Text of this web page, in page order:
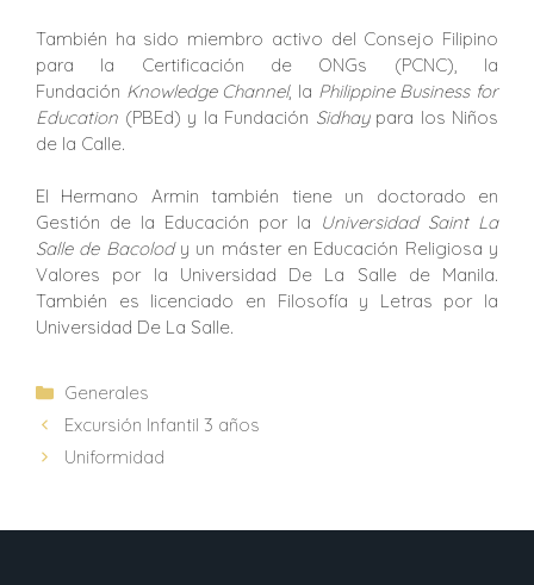
También ha sido miembro activo del Consejo Filipino
para la Certificación de ONGs (PCNC), la
Fundación Knowledge Channel, la Philippine Business for
Education (PBEd) y la Fundación Sidhaypara los Niños
de la Calle.
El Hermano Armin también tiene un doctorado en
Gestión de la Educación por la Universidad Saint La
Salle de Bacolody un máster en Educación Religiosa y
Valores por la Universidad De La Salle de Manila.
También es licenciado en Filosofía y Letras por la
Universidad De La Salle.
Generales
Excursión Infantil 3 años
Uniformidad